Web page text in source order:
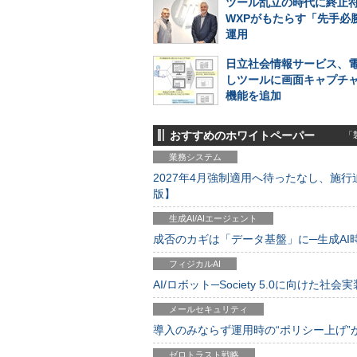
ツール乱立の時代に終止
WXPがもたらす「先手必
運用
日立社会情報サービス、
しツールに画面キャプチ
機能を追加
おすすめのホワイトペーパー
業務システム
2027年4月強制適用へ待ったなし、施
版】
生成AI/AIエージェント
成否のカギは「データ基盤」に─生成AI
フィジカルAI
AI/ロボット─Society 5.0に向けた社会
メールセキュリティ
導入のみならず運用時の“ポリシー上げ
ゼロトラスト戦略